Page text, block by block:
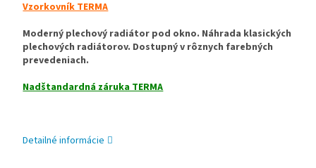
Vzorkovník TERMA
Moderný plechový radiátor pod okno. Náhrada klasických
plechových radiátorov. Dostupný v rôznych farebných
prevedeniach.
Nadštandardná záruka TERMA
Detailné informácie